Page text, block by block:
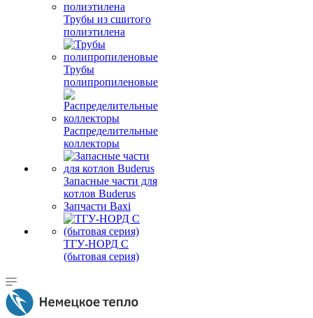
Трубы из сшитого
полиэтилена
Трубы
полипропиленовые
Распределительные
коллекторы
Запасные части для
котлов Buderus
Запчасти Baxi
ТГУ-НОРД С
(бытовая серия)